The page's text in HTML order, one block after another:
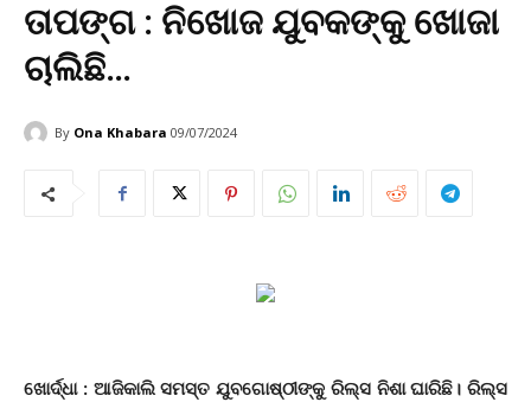
ତାପଙ୍ଗ : ନିଖୋଜ ଯୁବକଙ୍କୁ ଖୋଜା
ଚାଲିଛି…
By Ona Khabara 09/07/2024
ଖୋର୍ଦ୍ଧା : ଆଜିକାଲି ସମସ୍ତ ଯୁବଗୋଷ୍ଠୀଙ୍କୁ ରିଲ୍ସ ନିଶା ଘାରିଛି। ରିଲ୍ସ